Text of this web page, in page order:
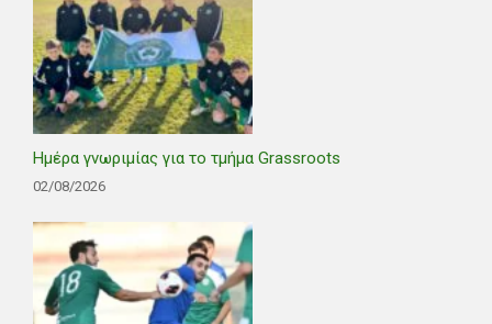
Ημέρα γνωριμίας για το τμήμα Grassroots
02/08/2026